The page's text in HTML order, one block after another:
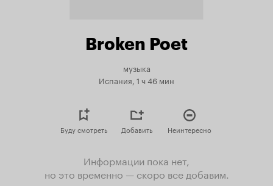
Broken Poet
музыка
Испания, 1 ч 46 мин
Буду смотреть Добавить Неинтересно
Информации пока нет,
но это временно — скоро все добавим.